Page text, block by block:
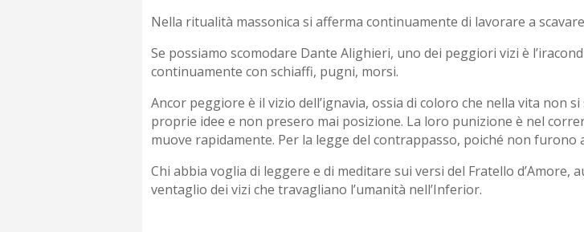
Nella ritualità massonica si afferma continuamente di lavorare a
Se possiamo scomodare Dante Alighieri, uno dei peggiori vizi è
continuamente con schiaffi, pugni, morsi.
Ancor peggiore è il vizio dell’ignavia, ossia di coloro che nella vita non
proprie idee e non presero mai posizione. La loro punizione è nel
muove rapidamente. Per la legge del contrappasso, poiché non
Chi abbia voglia di leggere e di meditare sui versi del Fratello
ventaglio dei vizi che travagliano l’umanità nell’Inferior.